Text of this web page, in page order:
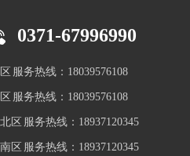
0371-67996990
服务热线：18039576108
服务热线：18039576108
区 服务热线：18937120345
区 服务热线：18937120345